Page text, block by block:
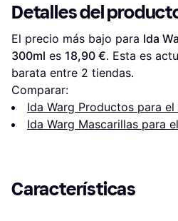
Detalles del
El precio más bajo para Ida
300ml es 18,90 €. Esta es
barata entre 2 tiendas.
Comparar:
Ida Warg Productos para el
Ida Warg Mascarillas para
Características